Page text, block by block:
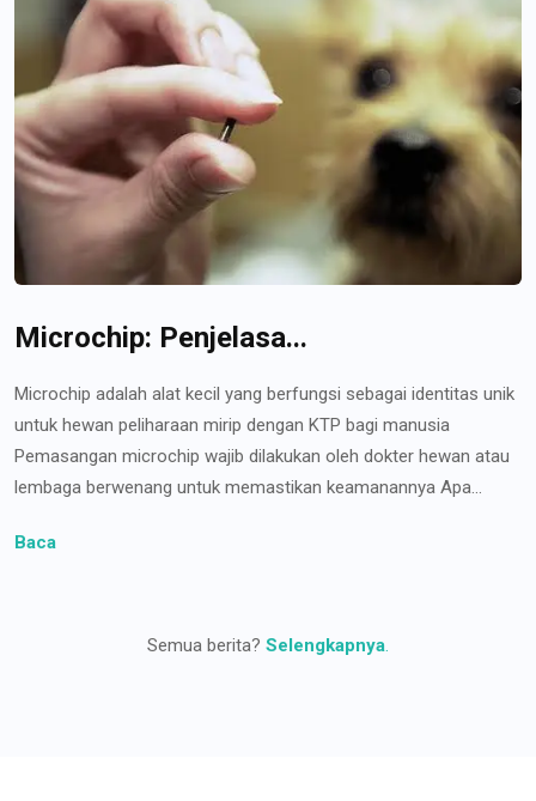
Microchip: Penjelasa...
Microchip adalah alat kecil yang berfungsi sebagai identitas unik
untuk hewan peliharaan mirip dengan KTP bagi manusia
Pemasangan microchip wajib dilakukan oleh dokter hewan atau
lembaga berwenang untuk memastikan keamanannya Apa...
Baca
Semua berita? Selengkapnya